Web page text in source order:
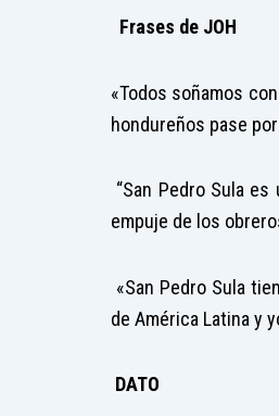
Frases de JOH
«Todos soñamos
hondureños pase
“San Pedro Sula
empuje de los
«San Pedro Sula
de América Latina y
DATO